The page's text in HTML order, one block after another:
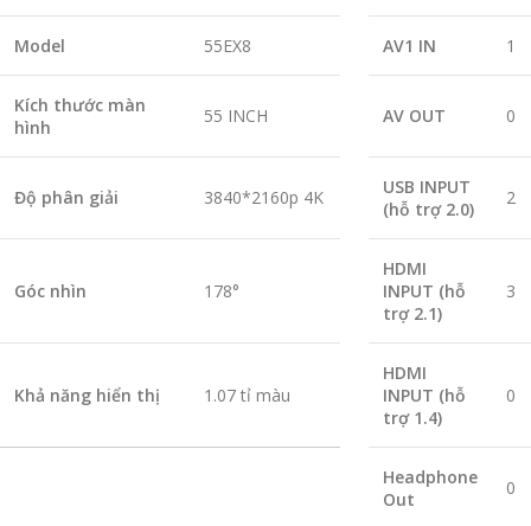
Model 55EX8 AV1 IN 1
Kích thước màn
hình
55 INCH AV OUT 0
Độ phân giải 3840*2160p 4K
USB INPUT
(hỗ trợ 2.0)
2
Góc nhìn 178°
HDMI
INPUT (hỗ
trợ 2.1)
3
Khả năng hiển thị 1.07 tỉ màu
HDMI
INPUT (hỗ
trợ 1.4)
0
Headphone
Out
0